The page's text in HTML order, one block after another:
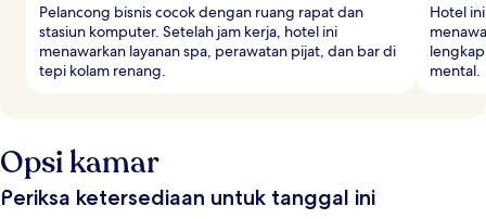
Pelancong bisnis cocok dengan ruang rapat dan
stasiun komputer. Setelah jam kerja, hotel ini
menawarkan layanan spa, perawatan pijat, dan bar di
tepi kolam renang.
Hotel
mental.
Opsi kamar
Periksa ketersediaan untuk tanggal ini